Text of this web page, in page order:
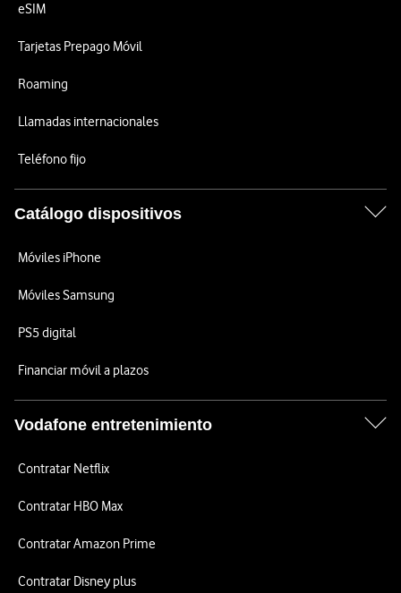
eSIM
Tarjetas Prepago Móvil
Roaming
Llamadas internacionales
Teléfono fijo
Catálogo dispositivos
Móviles iPhone
Móviles Samsung
PS5 digital
Financiar móvil a plazos
Vodafone entretenimiento
Contratar Netflix
Contratar HBO Max
Contratar Amazon Prime
Contratar Disney plus